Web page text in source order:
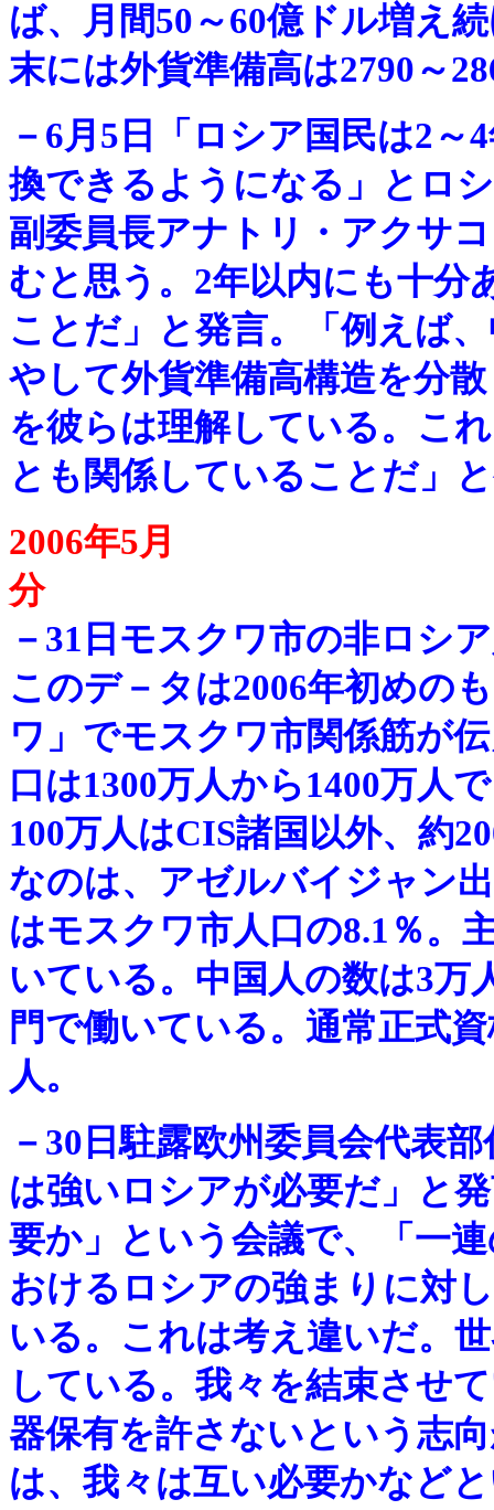
ば、月間50～60億ドル増え
末には外貨準備高は2790～
－ 6月5日「ロシア国民は2～
換できるようになる」とロ
副委員長アナトリ・アクサ
むと思う。2年以内にも十分
ことだ」と発言。「例えば
やして外貨準備高構造を分
を彼らは理解している。こ
とも関係していることだ」
2006年5月
－ 31日モスクワ市の非ロシ
このデ－タは2006年初めの
ワ」でモスクワ市関係筋が
口は1300万人から1400万人
100万人はCIS諸国以外、約
なのは、アゼルバイジャン
はモスクワ市人口の8.1％。
いている。中国人の数は3万
門で働いている。通常正式
人。
－ 30日駐露欧州委員会代表
は強いロシアが必要だ」と
要か」という会議で、「一
おけるロシアの強まりに対
いる。これは考え違いだ。
している。我々を結束させ
器保有を許さないという志
は、我々は互い必要かなど